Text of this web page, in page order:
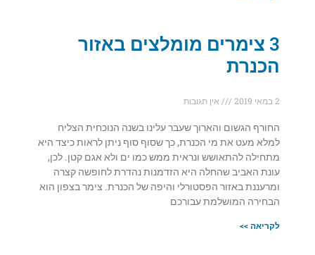
3 צימרים מומלצים באזור
הכנרת
2 במאי 2019 אין תגובות
החורף הגשום והארוך שעבר עלינו בשנה הנוכחית הצליח
למלא מעט את מי הכנרת, כך שסוף סוף ניתן לראות כיצד היא
מתחילה להתאושש ונראית ממש כמו ים ולא אגם קטן. לכן,
עונת האביב שהחלה היא הזדמנות נהדרת לחופשה קצרה
ומרעננת באזור הפסטורלי והיפה של הכנרת. צימר בצפון הוא
הבחירה המושלמת עבורכם
לקריאה >>